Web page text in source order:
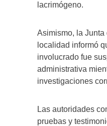
lacrimógeno.
Asimismo, la Junta
localidad informó
involucrado fue
administrativa
investigaciones
Las autoridades
pruebas y